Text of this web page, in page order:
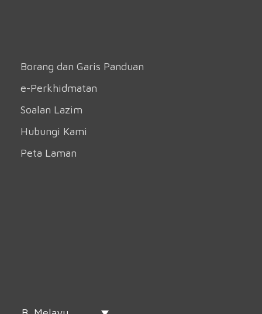
Borang dan Garis Panduan
e-Perkhidmatan
Soalan Lazim
Hubungi Kami
Peta Laman